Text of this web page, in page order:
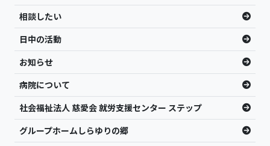
相談したい
日中の活動
お知らせ
病院について
社会福祉法人 慈愛会 就労支援センター ステップ
グループホームしらゆりの郷